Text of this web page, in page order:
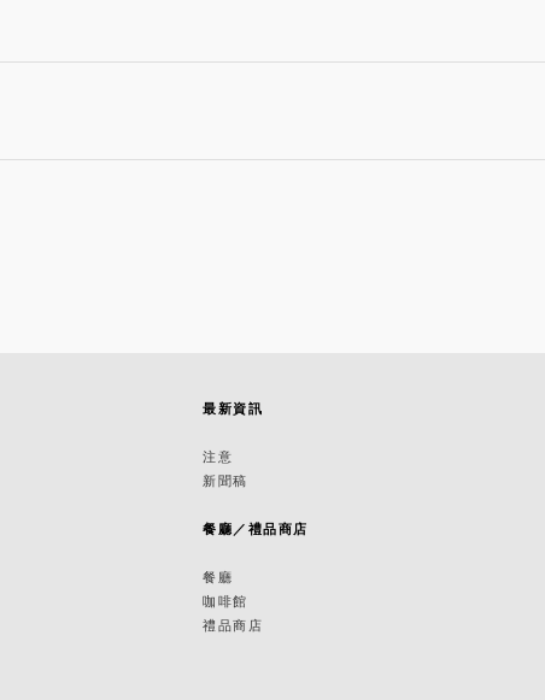
最新資訊
注意
新聞稿
餐廳／禮品商店
餐廳
咖啡館
禮品商店